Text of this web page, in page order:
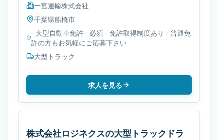
一宮運輸株式会社
千葉県船橋市
- 大型自動車免許 - 必須 - 免許取得制度あり - 普通免
許の方もお気軽にご応募下さい
大型トラック
求人を見る
株式会社ロジネクスの大型トラックドラ